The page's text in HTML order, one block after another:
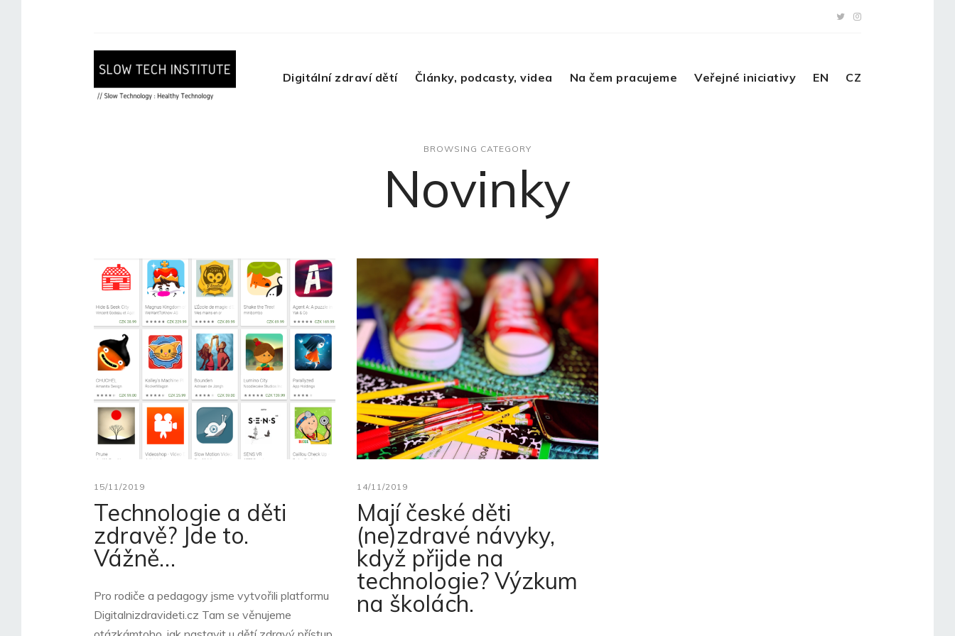
Digitální zdraví dětí Články, podcasty, videa Na čem pracujeme Veřejné iniciativy EN CZ
BROWSING CATEGORY
Novinky
15/11/2019
Technologie a děti
zdravě? Jde to.
Vážně…
Pro rodiče a pedagogy jsme vytvořili platformu
Digitalnizdravideti.cz Tam se věnujeme
14/11/2019
Mají české děti
(ne)zdravé návyky,
když přijde na
technologie? Výzkum
na školách.